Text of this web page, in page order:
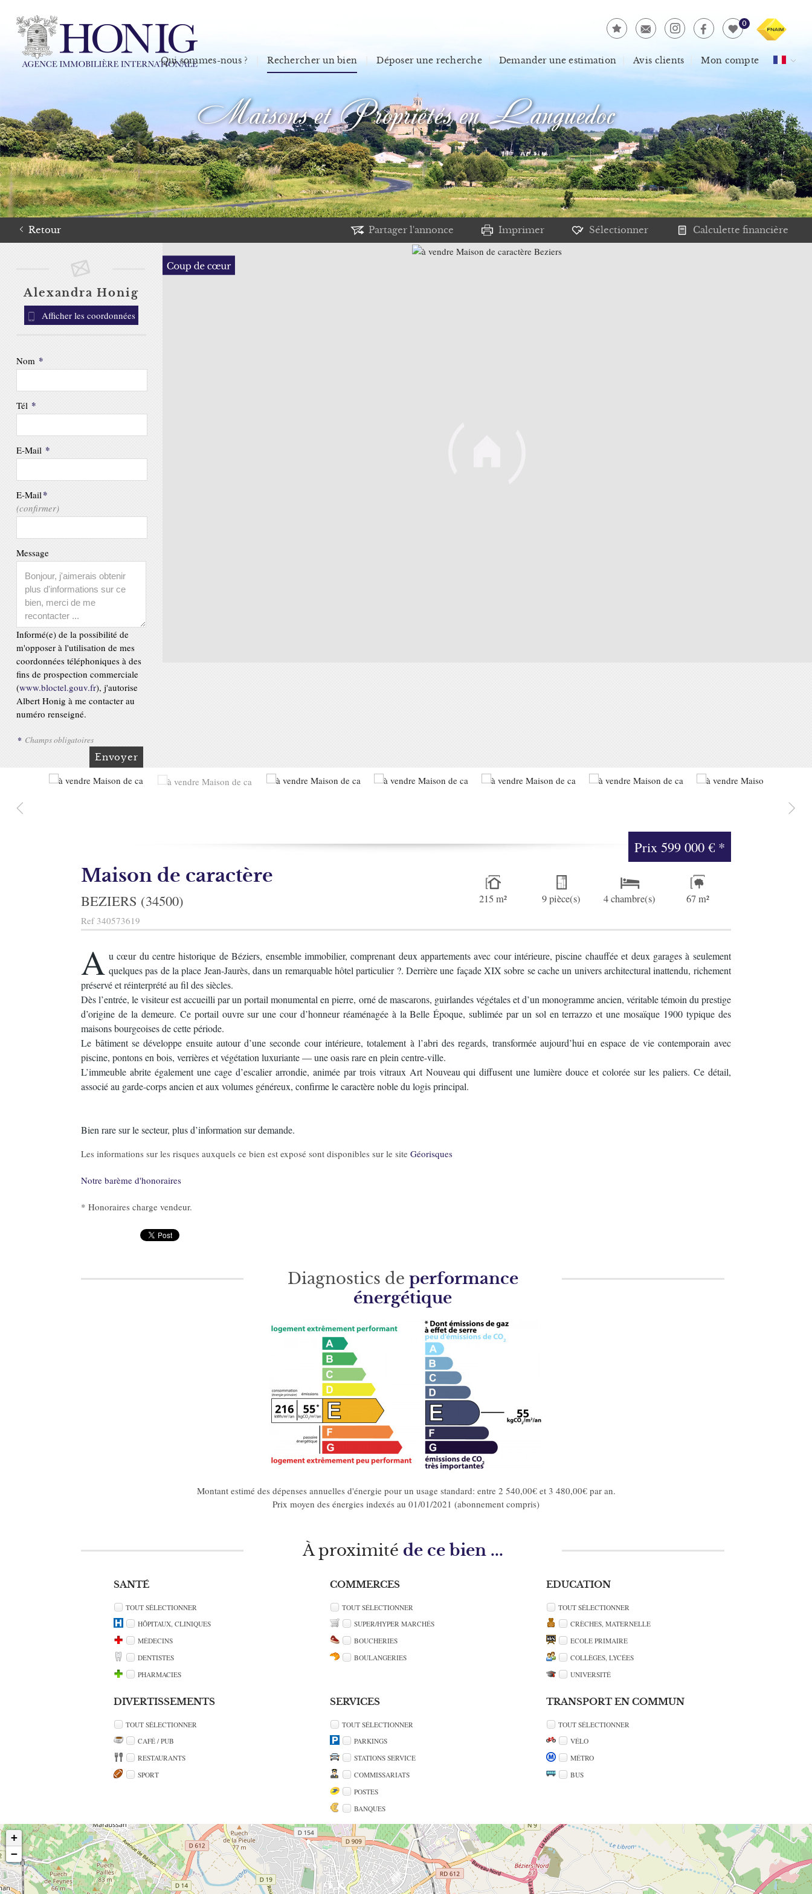
0
Qui sommes-nous ? Rechercher un bien Déposer une recherche Demander une estimation Avis clients Mon compte
Maisons et Propriétés en Languedoc
Retour Partager l'annonce Imprimer Sélectionner Calculette financière
Alexandra Honig
Afficher les coordonnées
Nom *
Tél *
E-Mail *
E-Mail*
(confirmer)
Message
Informé(e) de la possibilité de
m'opposer à l'utilisation de mes
coordonnées téléphoniques à des
fins de prospection commerciale
(www.bloctel.gouv.fr), j'autorise
Albert Honig à me contacter au
numéro renseigné.
* Champs obligatoires
Prix599 000 € *
Maison de caractère
BEZIERS (34500)
Ref 340573619
215 m² 9 pièce(s) 4 chambre(s) 67 m²
A u cœur du centre historique de Béziers, ensemble immobilier, comprenant deux appartements avec cour intérieure, piscine chauffée et deux garages à seulement
quelques pas de la place Jean-Jaurès, dans un remarquable hôtel particulier ?. Derrière une façade XIX sobre se cache un univers architectural inattendu, richement
préservé et réinterprété au fil des siècles.
Dès l’entrée, le visiteur est accueilli par un portail monumental en pierre, orné de mascarons, guirlandes végétales et d’un monogramme ancien, véritable témoin du prestige
d’origine de la demeure. Ce portail ouvre sur une cour d’honneur réaménagée à la Belle Époque, sublimée par un sol en terrazzo et une mosaïque 1900 typique des
maisons bourgeoises de cette période.
Le bâtiment se développe ensuite autour d’une seconde cour intérieure, totalement à l’abri des regards, transformée aujourd’hui en espace de vie contemporain avec
piscine, pontons en bois, verrières et végétation luxuriante — une oasis rare en plein centre-ville.
L’immeuble abrite également une cage d’escalier arrondie, animée par trois vitraux Art Nouveau qui diffusent une lumière douce et colorée sur les paliers. Ce détail,
associé au garde-corps ancien et aux volumes généreux, confirme le caractère noble du logis principal.
Bien rare sur le secteur, plus d’information sur demande.
Les informations sur les risques auxquels ce bien est exposé sont disponibles sur le siteGéorisques
Notre barème d'honoraires
* Honoraires charge vendeur.
Diagnostics de performance
énergétique
Montant estimé des dépenses annuelles d'énergie pour un usage standard: entre 2 540,00€ et 3 480,00€ par an.
Prix moyen des énergies indexés au 01/01/2021 (abonnement compris)
À proximité de ce bien ...
SANTÉ
TOUT SÉLECTIONNER
HÔPITAUX, CLINIQUES
MÉDECINS
DENTISTES
PHARMACIES
COMMERCES
TOUT SÉLECTIONNER
SUPER/HYPER MARCHÉS
BOUCHERIES
BOULANGERIES
EDUCATION
TOUT SÉLECTIONNER
CRÈCHES, MATERNELLE
ECOLE PRIMAIRE
COLLÈGES, LYCÉES
UNIVERSITÉ
DIVERTISSEMENTS
TOUT SÉLECTIONNER
CAFÉ / PUB
RESTAURANTS
SPORT
SERVICES
TOUT SÉLECTIONNER
PARKINGS
STATIONS SERVICE
COMMISSARIATS
POSTES
BANQUES
TRANSPORT EN COMMUN
TOUT SÉLECTIONNER
VÉLO
MÉTRO
BUS
+
−